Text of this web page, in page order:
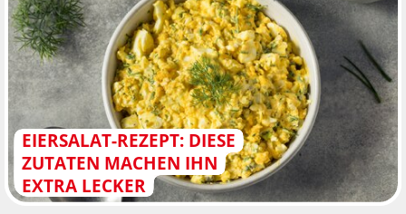
EIERSALAT-REZEPT: DIESE
ZUTATEN MACHEN IHN
EXTRA LECKER